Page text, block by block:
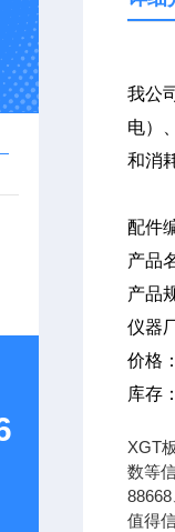
我公
电）
和消
配件
产品
产品
仪器
价格
库存
XGT
数等
值得